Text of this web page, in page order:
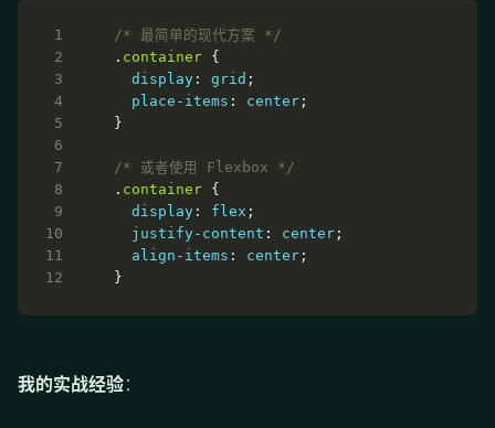
/* 最简单的现代方案 */
. container
display : grid
place-items : center
/* 或者使用 Flexbox */
. container
display : flex
justify-content : center
align-items : center
我的实战经验：